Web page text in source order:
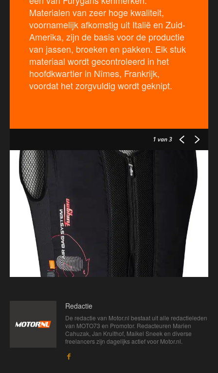
Materialen van zeer hoge kwaliteit,
voornamelijk afkomstig uit Italië en Zuid-
Amerika, zijn de basis voor de productie
van jassen, broeken en pakken. Elk stuk
materiaal wordt gecontroleerd in het
hoofdkwartier in Nîmes, Frankrijk,
voordat het zorgvuldig wordt geknipt.
1 van 3
Redactie
De redactie van Motor.nl bestaat uit alle redactieleden
van MOTO73 en Promotor. Redacteuren Marien
Cahuzak, Jan Kruithof, Maikel Sneek en diverse
freelancers zijn dagelijks actief voor Motor.nl.